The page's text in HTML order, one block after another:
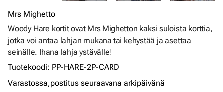
Mrs Mighetto
Woody Hare kortit ovat Mrs Mighetton kaksi suloista korttia,
jotka voi antaa lahjan mukana tai kehystää ja asettaa
seinälle. Ihana lahja ystävälle!
Tuotekoodi: PP-HARE-2P-CARD
Varastossa,postitus seuraavana arkipäivänä